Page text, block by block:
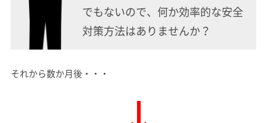
でもないので、何か効率的な安全
対策方法はありませんか？
それから数か月後・・・